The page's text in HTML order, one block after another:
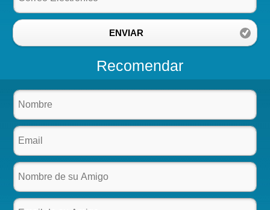
ENVIAR
Recomendar